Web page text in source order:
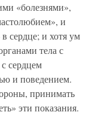
«болезнями»,
и
сердце; и хотя ум
тела с
сердцем
и поведением.
принимать
эти показания.